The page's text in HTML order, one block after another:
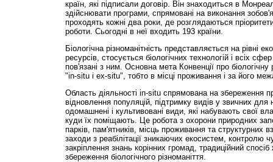
країн, які підписали договір. Він знаходиться в
здійснювати програми, спрямовані на виконання
проходять кожні два роки, де розглядаються
роботи. Сьогодні в неї входить 193 країни.
Біологічна різноманітність представляється на рівні
ресурсів, стосується біологічних технологій і всіх
пов'язані з ним. Основна мета Конвенції про біологічну
"in-situ і ex-situ", тобто в місці проживання і за його
Область діяльності in-situ спрямована на збереження
відновлення популяцій, підтримку видів у звичних
одомашнені і культивовані види, які набувають свої
куди їх поміщають. Це робота з охорони природних
парків, пам'ятників, місць проживання та структурних
заходи з реабілітації зникаючих екосистем, контролю
закріплення знань корінних громад, традиційний
збереження біологічного різноманіття.